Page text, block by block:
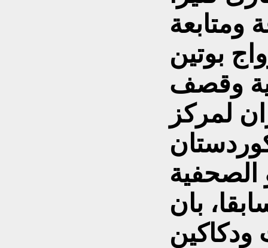
بوتين
وقصف
لمركز
الصحفية
بان
ودكاكين